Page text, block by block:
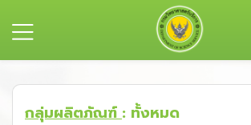
กลุ่มผลิตภัณฑ์ : ทั้งหมด